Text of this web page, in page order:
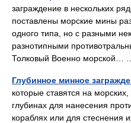
заграждение в нескольких
поставлены морские мины
одного типа, но с разными
разнотипными
Толковый Военно морской…
Глубинное минное
которые ставятся на
глубинах для нанесения
кораблях или для стеснения